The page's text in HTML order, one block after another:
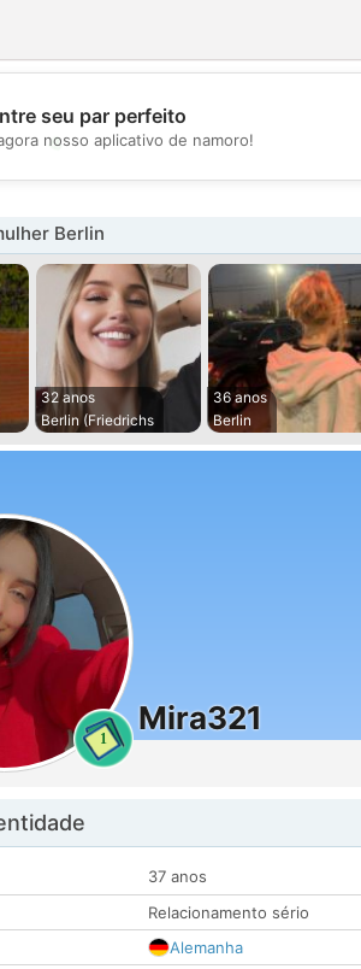
seu par perfeito
nosso aplicativo de namoro!
Berlin
32 anos
Berlin (Friedrichs
36 anos
Berlin
1
Mira321
37 anos
Relacionamento sério
Alemanha